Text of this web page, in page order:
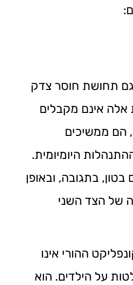
גם תחושת חוסר צדק
אינם מקבלים
הם ממשיכים
היומיומית.
בתגובה, ובאופן
של הצד השני
ההורי אינו
על הילדים. הוא